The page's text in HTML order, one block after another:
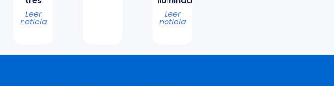
Leer
noticia
Leer
noticia